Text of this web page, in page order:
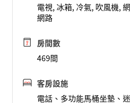
電視, 冰箱, 冷氣, 吹風機,
網路
房間數
469間
客房設施
電話、多功能馬桶坐墊、